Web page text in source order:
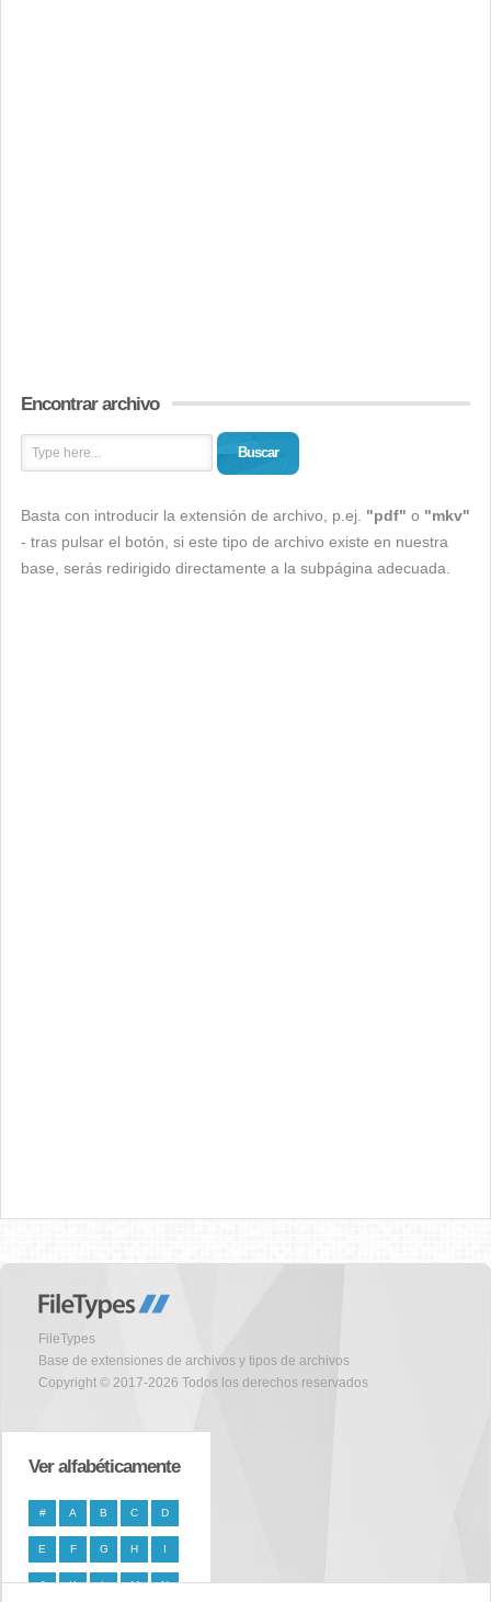
Encontrar archivo
Buscar
Basta con introducir la extensión de archivo, p.ej. "pdf" o "mkv"
- tras pulsar el botón, si este tipo de archivo existe en nuestra
base, serás redirigido directamente a la subpágina adecuada.
FileTypes
Base de extensiones de archivos y tipos de archivos
Copyright © 2017-2026 Todos los derechos reservados
Ver alfabéticamente
# A B C D
E F G H I
J K L M N